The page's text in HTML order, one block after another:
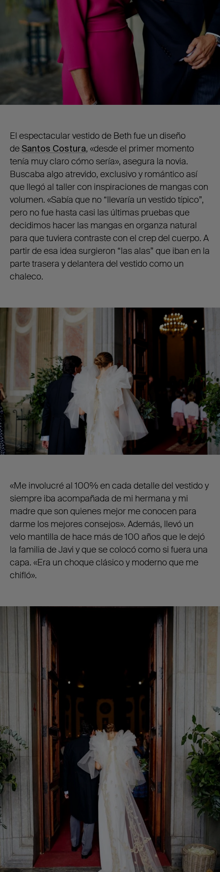
El espectacular vestido de Beth fue un diseño
deSantos Costura, «desde el primer momento
tenía muy claro cómo sería», asegura la novia.
Buscaba algo atrevido, exclusivo y romántico así
que llegó al taller con inspiraciones de mangas con
volumen. «Sabía que no “llevaría un vestido típico”,
pero no fue hasta casi las últimas pruebas que
decidimos hacer las mangas en organza natural
para que tuviera contraste con el crep del cuerpo. A
partir de esa idea surgieron “las alas” que iban en la
parte trasera y delantera del vestido como un
chaleco.
«Me involucré al 100% en cada detalle del vestido y
siempre iba acompañada de mi hermana y mi
madre que son quienes mejor me conocen para
darme los mejores consejos». Además, llevó un
velo mantilla de hace más de 100 años que le dejó
la familia de Javi y que se colocó como si fuera una
capa. «Era un choque clásico y moderno que me
chifló».